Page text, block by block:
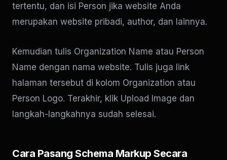
tertentu, dan isi Person jika website Anda
merupakan website pribadi, author, dan lainnya.
Kemudian tulis Organization Name atau Person
Name dengan nama website. Tulis juga link
halaman tersebut di kolom Organization atau
Person Logo. Terakhir, klik Upload Image dan
langkah-langkahnya sudah selesai.
Cara Pasang Schema Markup Secara